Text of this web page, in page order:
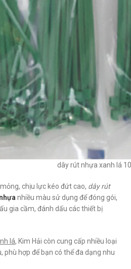
dây rút nhựa xanh lá
chịu lực kéo đứt cao, dây rút
nhiều màu sử dụng để đóng gói,
gia cầm, đánh dấu các thiết bị
lá, Kim Hải còn cung cấp nhiều loại
phù hợp để bạn có thể đa dạng nhu